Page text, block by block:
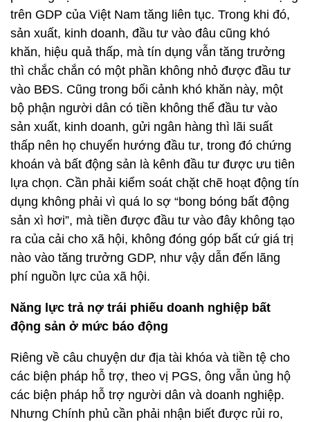
trên GDP của Việt Nam tăng liên tục. Trong khi đó,
sản xuất, kinh doanh, đầu tư vào đâu cũng khó
khăn, hiệu quả thấp, mà tín dụng vẫn tăng trưởng
thì chắc chắn có một phần không nhỏ được đầu tư
vào BĐS. Cũng trong bối cảnh khó khăn này, một
bộ phận người dân có tiền không thể đầu tư vào
sản xuất, kinh doanh, gửi ngân hàng thì lãi suất
thấp nên họ chuyển hướng đầu tư, trong đó chứng
khoán và bất động sản là kênh đầu tư được ưu tiên
lựa chọn. Cần phải kiểm soát chặt chẽ hoạt động tín
dụng không phải vì quá lo sợ “bong bóng bất động
sản xì hơi”, mà tiền được đầu tư vào đây không tạo
ra của cải cho xã hội, không đóng góp bất cứ giá trị
nào vào tăng trưởng GDP, như vậy dẫn đến lãng
phí nguồn lực của xã hội.
Năng lực trả nợ trái phiếu doanh nghiệp bất
động sản ở mức báo động
Riêng về câu chuyện dư địa tài khóa và tiền tệ cho
các biện pháp hỗ trợ, theo vị PGS, ông vẫn ủng hộ
các biện pháp hỗ trợ người dân và doanh nghiệp.
Nhưng Chính phủ cần phải nhận biết được rủi ro,